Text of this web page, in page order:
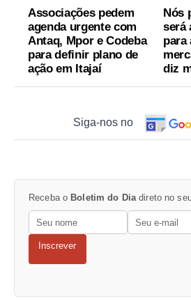
Associações pedem
agenda urgente com
Antaq, Mpor e Codeba
para definir plano de
ação em Itajaí
Nós
será
para
diz
Siga-nos no
Receba o Boletim do Dia direto no
Inscrever